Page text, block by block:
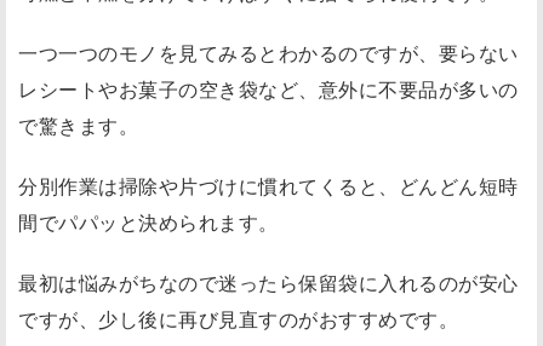
一つ一つのモノを見てみるとわかるのですが、要らない
レシートやお菓子の空き袋など、意外に不要品が多いの
で驚きます。
分別作業は掃除や片づけに慣れてくると、どんどん短時
間でパパッと決められます。
最初は悩みがちなので迷ったら保留袋に入れるのが安心
ですが、少し後に再び見直すのがおすすめです。